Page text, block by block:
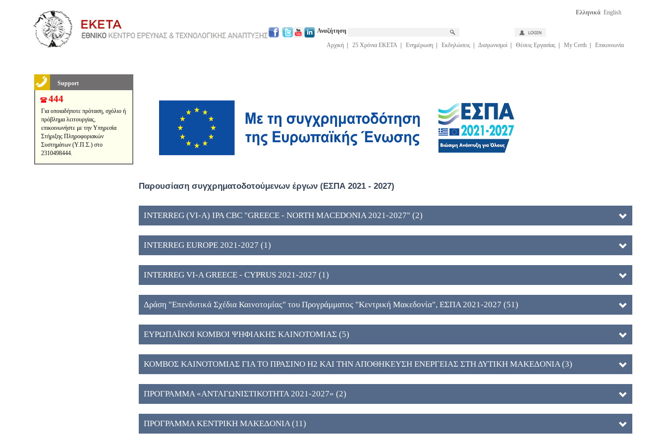
Ελληνικά English
Αναζήτηση
Αρχική| 25 Χρόνια ΕΚΕΤΑ| Ενημέρωση| Εκδηλώσεις| Διαγωνισμοί| Θέσεις Εργασίας| My Certh| Επικοινωνία
Support
444
Για οποιαδήποτε πρόταση, σχόλιο ή
πρόβλημα λειτουργίας,
επικοινωνήστε με την Υπηρεσία
Στήριξης Πληροφοριακών
Συστημάτων (Υ.Π.Σ.) στο
2310498444.
Παρουσίαση συγχρηματοδοτούμενων έργων (ΕΣΠΑ 2021 - 2027)
INTERREG (VI-A) IPA CBC "GREECE - NORTH MACEDONIA 2021-2027" (2)
INTERREG EUROPE 2021-2027 (1)
INTERREG VI-A GREECE - CYPRUS 2021-2027 (1)
Δράση "Eπενδυτικά Σχέδια Καινοτομίας" του Προγράμματος "Κεντρική Μακεδονία", ΕΣΠΑ 2021-2027 (51)
ΕΥΡΩΠΑΪΚΟΙ ΚΟΜΒΟΙ ΨΗΦΙΑΚΗΣ ΚΑΙΝΟΤΟΜΙΑΣ (5)
ΚΟΜΒΟΣ ΚΑΙΝΟΤΟΜΙΑΣ ΓΙΑ ΤΟ ΠΡΑΣΙΝΟ Η2 ΚΑΙ ΤΗΝ ΑΠΟΘΗΚΕΥΣΗ ΕΝΕΡΓΕΙΑΣ ΣΤΗ ΔΥΤΙΚΗ ΜΑΚΕΔΟΝΙΑ (3)
ΠΡΟΓΡΑΜΜΑ «ΑΝΤΑΓΩΝΙΣΤΙΚΟΤΗΤΑ 2021-2027» (2)
ΠΡΟΓΡΑΜΜΑ ΚΕΝΤΡΙΚΗ ΜΑΚΕΔΟΝΙΑ (11)